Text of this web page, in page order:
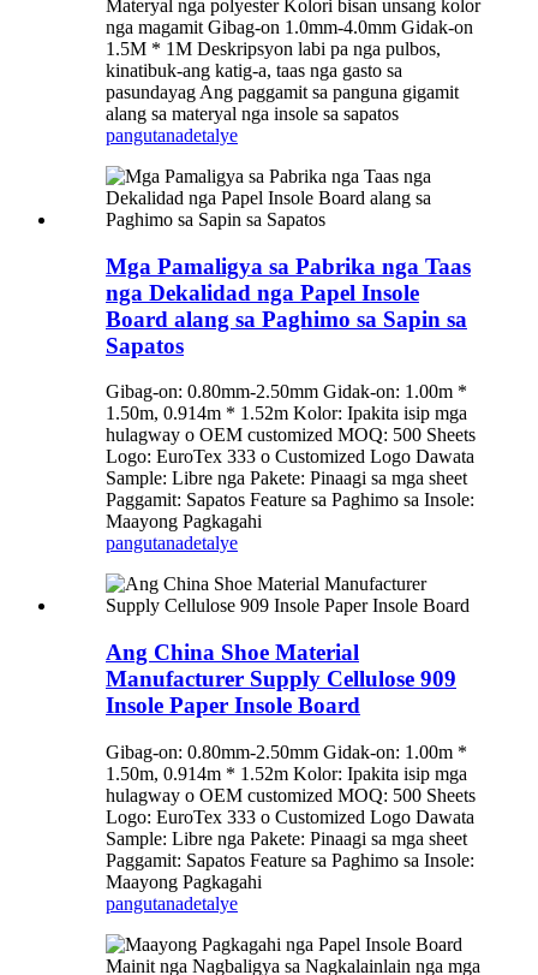
Materyal nga polyester Kolori bisan unsang kolor
nga magamit Gibag-on 1.0mm-4.0mm Gidak-on
1.5M * 1M Deskripsyon labi pa nga pulbos,
kinatibuk-ang katig-a, taas nga gasto sa
pasundayag Ang paggamit sa panguna gigamit
alang sa materyal nga insole sa sapatos
pangutanadetalye
Mga Pamaligya sa Pabrika nga Taas
nga Dekalidad nga Papel Insole
Board alang sa Paghimo sa Sapin sa
Sapatos
Gibag-on: 0.80mm-2.50mm Gidak-on: 1.00m *
1.50m, 0.914m * 1.52m Kolor: Ipakita isip mga
hulagway o OEM customized MOQ: 500 Sheets
Logo: EuroTex 333 o Customized Logo Dawata
Sample: Libre nga Pakete: Pinaagi sa mga sheet
Paggamit: Sapatos Feature sa Paghimo sa Insole:
Maayong Pagkagahi
pangutanadetalye
Ang China Shoe Material
Manufacturer Supply Cellulose 909
Insole Paper Insole Board
Gibag-on: 0.80mm-2.50mm Gidak-on: 1.00m *
1.50m, 0.914m * 1.52m Kolor: Ipakita isip mga
hulagway o OEM customized MOQ: 500 Sheets
Logo: EuroTex 333 o Customized Logo Dawata
Sample: Libre nga Pakete: Pinaagi sa mga sheet
Paggamit: Sapatos Feature sa Paghimo sa Insole:
Maayong Pagkagahi
pangutanadetalye